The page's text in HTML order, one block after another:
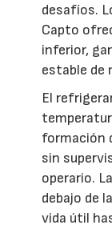
desafíos.
Capto
inferior,
estable de
El
formación
sin
operario.
debajo de
vida útil